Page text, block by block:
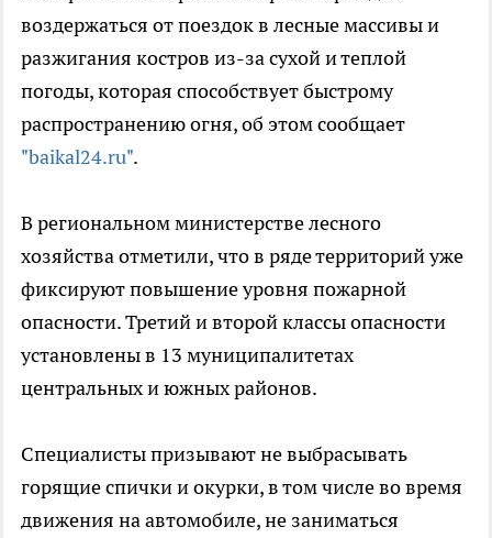
воздержаться от поездок в лесные массивы и
разжигания костров из-за сухой и теплой
погоды, которая способствует быстрому
распространению огня, об этом сообщает
"baikal24.ru".
В региональном министерстве лесного
хозяйства отметили, что в ряде территорий уже
фиксируют повышение уровня пожарной
опасности. Третий и второй классы опасности
установлены в 13 муниципалитетах
центральных и южных районов.
Специалисты призывают не выбрасывать
горящие спички и окурки, в том числе во время
движения на автомобиле, не заниматься